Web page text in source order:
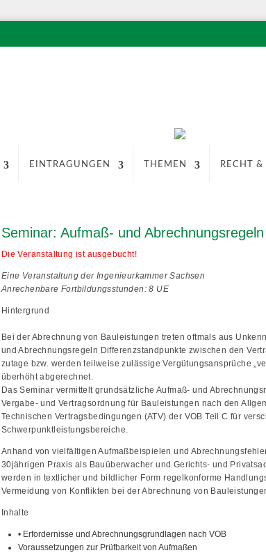
EINTRAGUNGEN THEMEN RECHT &
Seminar: Aufmaß- und
Die Veranstaltung ist ausgebucht!
Eine Veranstaltung der Ingenieurkammer Sachsen
Anrechenbare Fortbildungsstunden: 8 UE
Hintergrund
Bei der Abrechnung von Bauleistungen treten oftmals aus
und Abrechnungsregeln Differenzstandpunkte zwischen den
zutage bzw. werden teilweise zulässige Vergütungsansprüche
überhöht abgerechnet.
Das Seminar vermittelt grundsätzliche Aufmaß- und
Vergabe- und Vertragsordnung für Bauleistungen nach den
Technischen Vertragsbedingungen (ATV) der VOB Teil C für
Schwerpunktleistungsbereiche.
Anhand von vielfältigen Aufmaßbeispielen und
30jährigen Praxis als Bauüberwacher und Gerichts- und
werden in textlicher und bildlicher Form regelkonforme
Vermeidung von Konflikten bei der Abrechnung von
Inhalte
• Erfordernisse und Abrechnungsgrundlagen nach VOB
Voraussetzungen zur Prüfbarkeit von Aufmaßen